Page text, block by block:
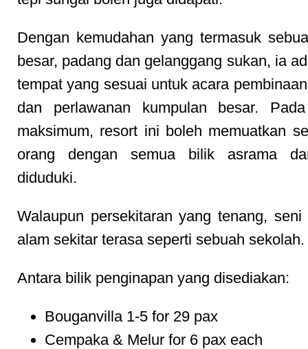
Dengan kemudahan yang termasuk
besar, padang dan gelanggang sukan, ia
tempat yang sesuai untuk acara
dan perlawanan kumpulan besar.
maksimum, resort ini boleh memuatkan
orang dengan semua bilik asrama
diduduki.
Walaupun persekitaran yang tenang,
alam sekitar terasa seperti sebuah sekolah.
Antara bilik penginapan yang disediakan:
Bouganvilla 1-5 for 29 pax
Cempaka & Melur for 6 pax each